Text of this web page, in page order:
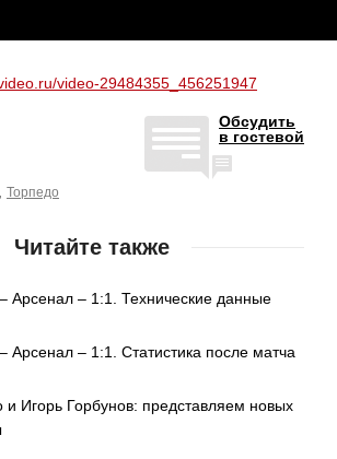
video-29484355_456251947
Обсудить
в гостевой
Торпедо
Читайте также
Арсенал – 1:1. Технические данные
Арсенал – 1:1. Статистика после матча
и Игорь Горбунов: представляем новых